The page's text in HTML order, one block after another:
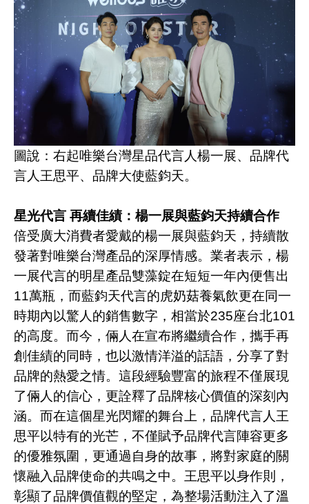
圖說：右起唯樂台灣星品代言人楊一展、品牌代
言人王思平、品牌大使藍鈞天。
星光代言 再續佳績：楊一展與藍鈞天持續合作
倍受廣大消費者愛戴的楊一展與藍鈞天，持續散
發著對唯樂台灣產品的深厚情感。業者表示，楊
一展代言的明星產品雙藻錠在短短一年內便售出
11萬瓶，而藍鈞天代言的虎奶菇養氣飲更在同一
時期內以驚人的銷售數字，相當於235座台北101
的高度。而今，倆人在宣布將繼續合作，攜手再
創佳績的同時，也以激情洋溢的話語，分享了對
品牌的熱愛之情。這段經驗豐富的旅程不僅展現
了倆人的信心，更詮釋了品牌核心價值的深刻內
涵。而在這個星光閃耀的舞台上，品牌代言人王
思平以特有的光芒，不僅賦予品牌代言陣容更多
的優雅氛圍，更通過自身的故事，將對家庭的關
懷融入品牌使命的共鳴之中。王思平以身作則，
彰顯了品牌價值觀的堅定，為整場活動注入了溫